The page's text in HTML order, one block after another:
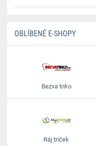
OBLÍBENÉ E-SHOPY
Bezva triko
Ráj triček